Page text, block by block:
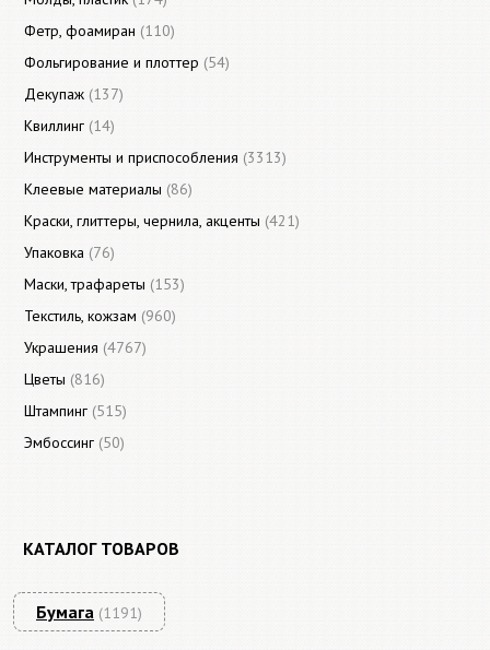
Фетр, фоамиран (110)
Фольгирование и плоттер (54)
Декупаж (137)
Квиллинг (14)
Инструменты и приспособления (3313)
Клеевые материалы (86)
Краски, глиттеры, чернила, акценты (421)
Упаковка (76)
Маски, трафареты (153)
Текстиль, кожзам (960)
Украшения (4767)
Цветы (816)
Штампинг (515)
Эмбоссинг (50)
КАТАЛОГ ТОВАРОВ
Бумага (1191)